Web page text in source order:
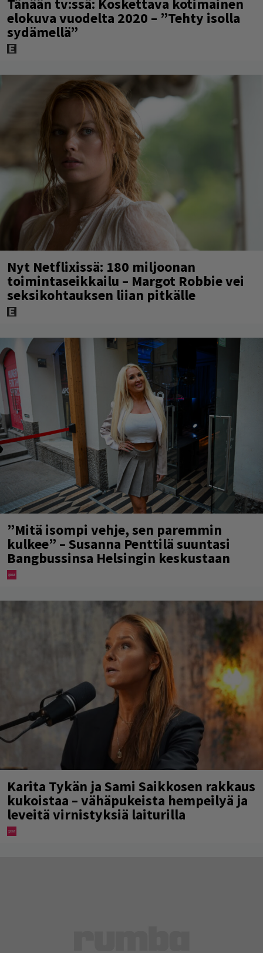
Tänään tv:ssä: Koskettava kotimainen
elokuva vuodelta 2020 – ”Tehty isolla
sydämellä”
Nyt Netflixissä: 180 miljoonan
toimintaseikkailu – Margot Robbie vei
seksikohtauksen liian pitkälle
”Mitä isompi vehje, sen paremmin
kulkee” – Susanna Penttilä suuntasi
Bangbussinsa Helsingin keskustaan
Karita Tykän ja Sami Saikkosen rakkaus
kukoistaa – vähäpukeista hempeilyä ja
leveitä virnistyksiä laiturilla